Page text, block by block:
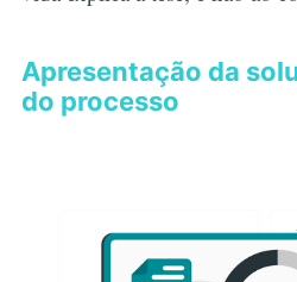
Apresentação da
do processo